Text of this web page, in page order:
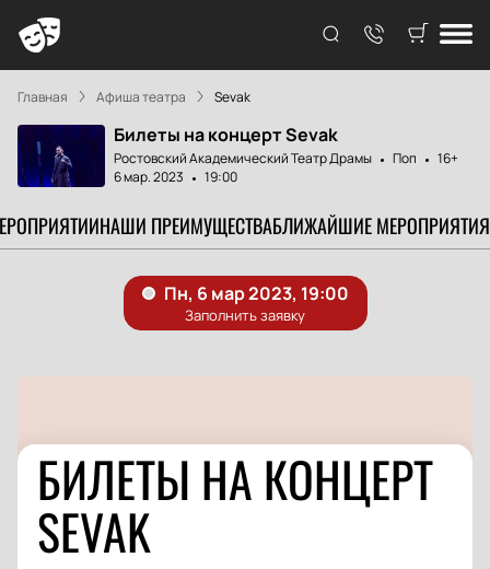
Главная Афиша театра Sevak
Билеты на концерт Sevak
Ростовский Академический Театр Драмы Поп
16+
6 мар. 2023
19:00
НАШИ ПРЕИМУЩЕСТВАБЛИЖАЙШИЕ МЕРОПРИЯТИЯ
БИЛЕТЫ НА КОНЦЕРТ
SEVAK